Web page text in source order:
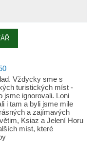
Vždycky sme s
turistických míst -
jsme ignorovali. Loni
i tam a byli jsme mile
a zajímavých
Ksiaz a Jelení Horu
míst, které